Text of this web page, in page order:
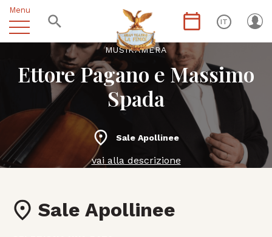
Menu
IT
MUSIKÀMERA
Ettore Pagano e Massimo
Spada
Sale Apollinee
vai alla descrizione
Sale Apollinee